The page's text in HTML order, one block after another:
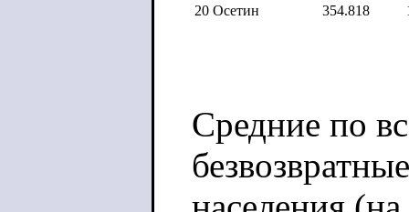
20 Осетин 354.818
Средние по